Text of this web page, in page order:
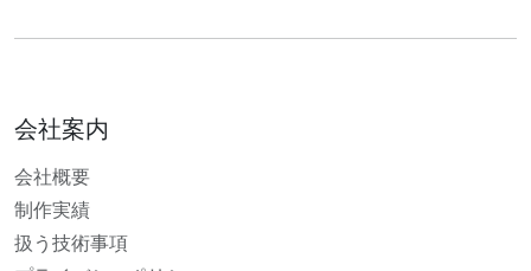
会社案内
会社概要
制作実績
扱う技術事項